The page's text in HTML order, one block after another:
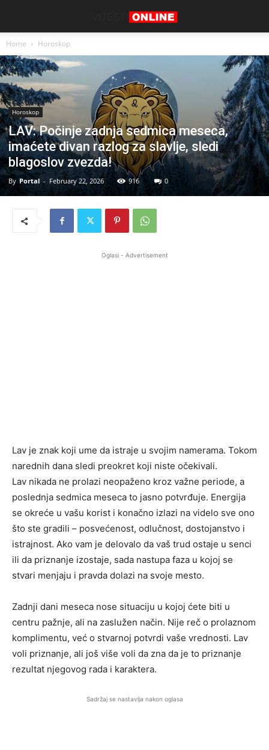
Home Horoskop
Horoskop
LAV: Počinje zadnja sedmica meseca,
imaćete divan razlog za slavlje, sledi
blagoslov zvezda!
By Portal - February 22, 2026 916 0
Oglasi - Advertisement
Lav je znak koji ume da istraje u svojim namerama. Tokom
narednih dana sledi preokret koji niste očekivali.
Lav nikada ne prolazi neopaženo kroz važne periode, a
poslednja sedmica meseca to jasno potvrđuje. Energija
se okreće u vašu korist i konačno izlazi na videlo sve ono
što ste gradili – posvećenost, odlučnost, dostojanstvo i
istrajnost. Ako vam je delovalo da vaš trud ostaje u senci
ili da priznanje izostaje, sada nastupa faza u kojoj se
stvari menjaju i pravda dolazi na svoje mesto.
Zadnji dani meseca nose situaciju u kojoj ćete biti u
centru pažnje, ali na zaslužen način. Nije reč o prolaznom
komplimentu, već o stvarnoj potvrdi vaše vrednosti. Lav
voli priznanje, ali još više voli da zna da je to priznanje
rezultat njegovog rada i karaktera.
Sadržaj se nastavlja nakon oglasa